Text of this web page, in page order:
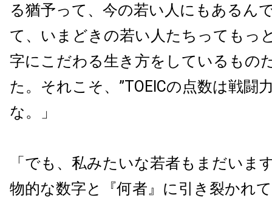
る猶予って、今の若い人にもある
て、いまどきの若い人たちってもっ
字にこだわる生き方をしているもの
た。それこそ、”TOEICの点数は戦闘
な。」
「でも、私みたいな若者もまだいま
物的な数字と『何者』に引き裂かれ